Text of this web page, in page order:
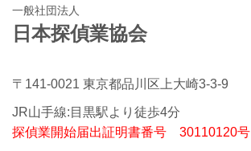
一般社団法人
日本探偵業協会
〒141-0021 東京都品川区上大崎3-3-9
JR山手線:目黒駅より徒歩4分
探偵業開始届出証明書番号 30110120号